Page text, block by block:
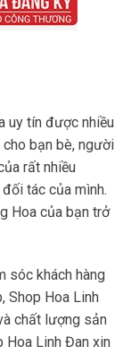
uy tín được nhiều
bạn bè, người
rất nhiều
tác của mình.
Hoa của bạn trở
sóc khách hàng
Shop Hoa Linh
chất lượng sản
Hoa Linh Đan xin